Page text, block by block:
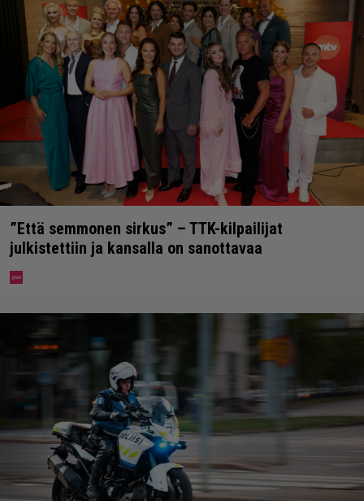
”Että semmonen sirkus” – TTK-kilpailijat
julkistettiin ja kansalla on sanottavaa